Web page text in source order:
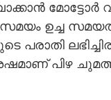
ഉച്ച
പിഴ